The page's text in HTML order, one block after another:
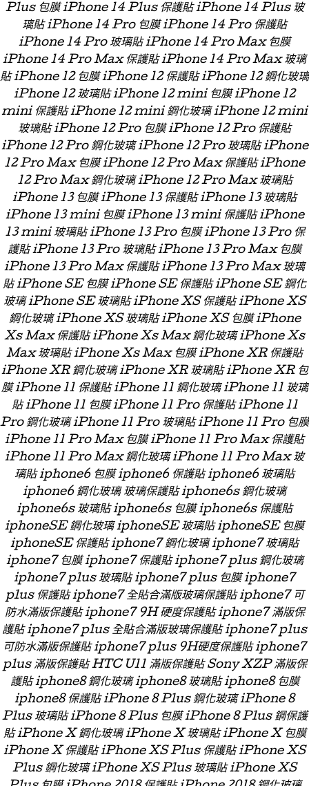
Plus 包膜 iPhone 14 Plus 保護貼 iPhone 14 Plus 玻
璃貼 iPhone 14 Pro 包膜 iPhone 14 Pro 保護貼
iPhone 14 Pro 玻璃貼 iPhone 14 Pro Max 包膜
iPhone 14 Pro Max 保護貼 iPhone 14 Pro Max 玻璃
貼 iPhone 12 包膜 iPhone 12 保護貼 iPhone 12 鋼化玻璃
iPhone 12 玻璃貼 iPhone 12 mini 包膜 iPhone 12
mini 保護貼 iPhone 12 mini 鋼化玻璃 iPhone 12 mini
玻璃貼 iPhone 12 Pro 包膜 iPhone 12 Pro 保護貼
iPhone 12 Pro 鋼化玻璃 iPhone 12 Pro 玻璃貼 iPhone
12 Pro Max 包膜 iPhone 12 Pro Max 保護貼 iPhone
12 Pro Max 鋼化玻璃 iPhone 12 Pro Max 玻璃貼
iPhone 13 包膜 iPhone 13 保護貼 iPhone 13 玻璃貼
iPhone 13 mini 包膜 iPhone 13 mini 保護貼 iPhone
13 mini 玻璃貼 iPhone 13 Pro 包膜 iPhone 13 Pro 保
護貼 iPhone 13 Pro 玻璃貼 iPhone 13 Pro Max 包膜
iPhone 13 Pro Max 保護貼 iPhone 13 Pro Max 玻璃
貼 iPhone SE 包膜 iPhone SE 保護貼 iPhone SE 鋼化
玻璃 iPhone SE 玻璃貼 iPhone XS 保護貼 iPhone XS
鋼化玻璃 iPhone XS 玻璃貼 iPhone XS 包膜 iPhone
Xs Max 保護貼 iPhone Xs Max 鋼化玻璃 iPhone Xs
Max 玻璃貼 iPhone Xs Max 包膜 iPhone XR 保護貼
iPhone XR 鋼化玻璃 iPhone XR 玻璃貼 iPhone XR 包
膜 iPhone 11 保護貼 iPhone 11 鋼化玻璃 iPhone 11 玻璃
貼 iPhone 11 包膜 iPhone 11 Pro 保護貼 iPhone 11
Pro 鋼化玻璃 iPhone 11 Pro 玻璃貼 iPhone 11 Pro 包膜
iPhone 11 Pro Max 包膜 iPhone 11 Pro Max 保護貼
iPhone 11 Pro Max 鋼化玻璃 iPhone 11 Pro Max 玻
璃貼 iphone6 包膜 iphone6 保護貼 iphone6 玻璃貼
iphone6 鋼化玻璃 玻璃保護貼 iphone6s 鋼化玻璃
iphone6s 玻璃貼 iphone6s 包膜 iphone6s 保護貼
iphoneSE 鋼化玻璃 iphoneSE 玻璃貼 iphoneSE 包膜
iphoneSE 保護貼 iphone7 鋼化玻璃 iphone7 玻璃貼
iphone7 包膜 iphone7 保護貼 iphone7 plus 鋼化玻璃
iphone7 plus 玻璃貼 iphone7 plus 包膜 iphone7
plus 保護貼 iphone7 全貼合滿版玻璃保護貼 iphone7 可
防水滿版保護貼 iphone7 9H 硬度保護貼 iphone7 滿版保
護貼 iphone7 plus 全貼合滿版玻璃保護貼 iphone7 plus
可防水滿版保護貼 iphone7 plus 9H硬度保護貼 iphone7
plus 滿版保護貼 HTC U11 滿版保護貼 Sony XZP 滿版保
護貼 iphone8 鋼化玻璃 iphone8 玻璃貼 iphone8 包膜
iphone8 保護貼 iPhone 8 Plus 鋼化玻璃 iPhone 8
Plus 玻璃貼 iPhone 8 Plus 包膜 iPhone 8 Plus 鋼保護
貼 iPhone X 鋼化玻璃 iPhone X 玻璃貼 iPhone X 包膜
iPhone X 保護貼 iPhone XS Plus 保護貼 iPhone XS
Plus 鋼化玻璃 iPhone XS Plus 玻璃貼 iPhone XS